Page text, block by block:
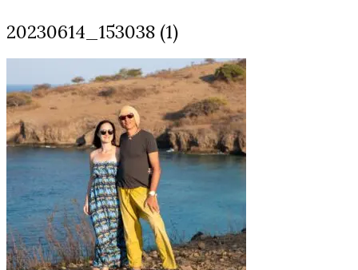
20230614_153038 (1)